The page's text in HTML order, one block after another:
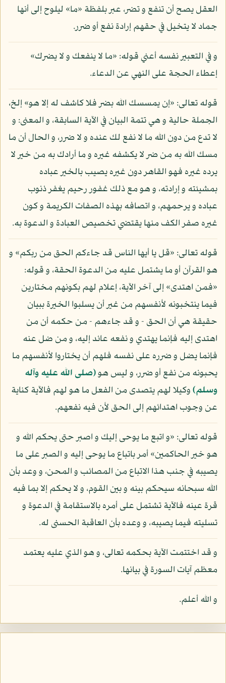
العقل يصح أن تنفع و تضر، عبر بلفظة «ما» ليلوح إلى أنها
جماد لا يتخيل في حقهم إرادة نفع أو ضرر.
و في التعبير نفسه أعني قوله: «ما لا ينفعك و لا يضرك»
إعطاء الحجة على النهي عن الدعاء.
قوله تعالى: «إن يمسسك الله بضر فلا كاشف له إلا هو» إلخ،
الجملة حالية و هي تتمة البيان في الآية السابقة، و المعنى: و
لا تدع من دون الله ما لا نفع لك عنده و لا ضرر، و الحال أن ما
مسك الله به من ضر لا يكشفه غيره و ما أرادك به من خير لا
يرده غيره فهو القاهر دون غيره يصيب بالخير عباده
بمشيئته و إرادته، و هو مع ذلك غفور رحيم يغفر ذنوب
عباده و يرحمهم، و اتصافه بهذه الصفات الكريمة و كون
غيره صفر الكف منها يقتضي تخصيص العبادة و الدعوة به.
قوله تعالى: «قل يا أيها الناس قد جاءكم الحق من ربكم» و
هو القرآن أو ما يشتمل عليه من الدعوة الحقة، و قوله:
«فمن اهتدى» إلى آخر الآية، إعلام لهم بكونهم مختارين
فيما ينتخبونه لأنفسهم من غير أن يسلبوا الخيرة ببيان
حقيقة هي أن الحق - و قد جاءهم - من حكمه أن من
اهتدى إليه فإنما يهتدي و نفعه عائد إليه، و من ضل عنه
فإنما يضل و ضرره على نفسه فلهم أن يختاروا لأنفسهم ما
يحبونه من نفع أو ضرر، و ليس هو(صلى الله عليه وآله
وسلم)وكيلا لهم يتصدى من الفعل ما هو لهم فالآية كناية
عن وجوب اهتدائهم إلى الحق لأن فيه نفعهم.
قوله تعالى: «و اتبع ما يوحى إليك و اصبر حتى يحكم الله و
هو خير الحاكمين» أمر باتباع ما يوحى إليه و الصبر على ما
يصيبه في جنب هذا الاتباع من المصائب و المحن، و وعد بأن
الله سبحانه سيحكم بينه و بين القوم، و لا يحكم إلا بما فيه
قرة عينه فالآية تشتمل على أمره بالاستقامة في الدعوة و
تسليته فيما يصيبه، و وعده بأن العاقبة الحسنى له.
و قد اختتمت الآية بحكمه تعالى، و هو الذي عليه يعتمد
معظم آيات السورة في بيانها.
و الله أعلم.